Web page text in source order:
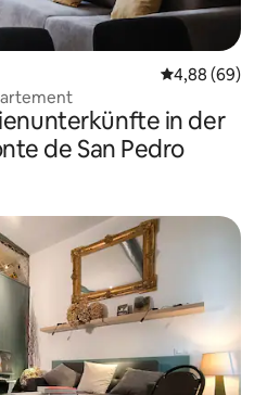
4,88 (69)
in der
de San Pedro